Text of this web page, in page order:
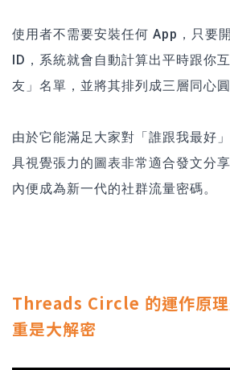
使用者不需要安裝任何 App，只要
ID，系統就會自動計算出平時跟你
友」名單，並將其排列成三層同心圓
由於它能滿足大家對「誰跟我最好
具視覺張力的圖表非常適合發文分
內便成為新一代的社群流量密碼。
Threads Circle 的運作原理
重是大解密